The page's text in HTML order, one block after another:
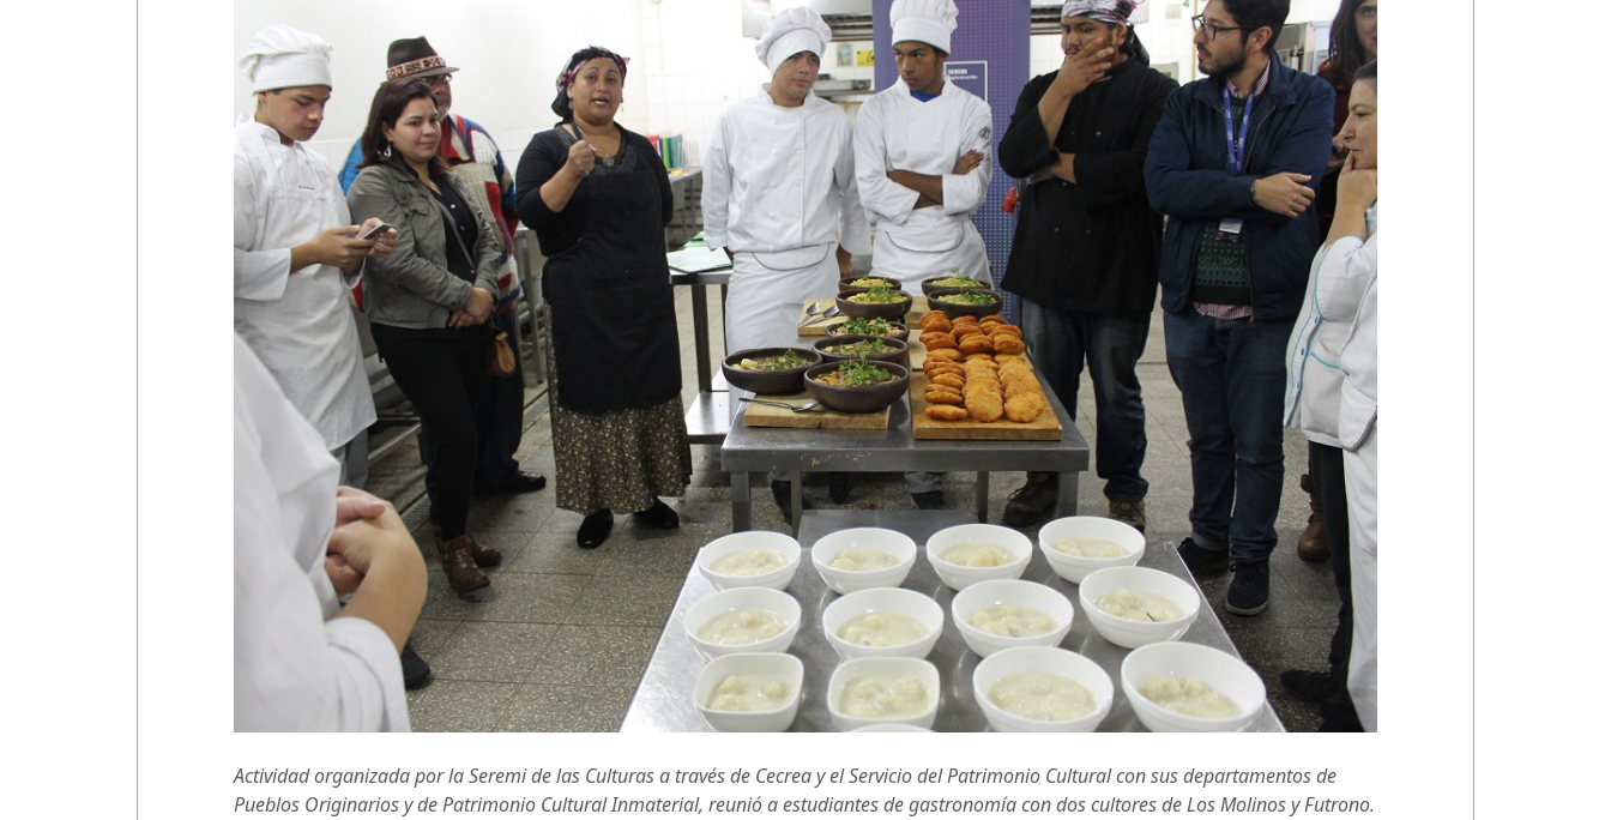
Actividad organizada por la Seremi de las Culturas a través de Cecrea y el Servicio del Patrimonio Cultural con sus departamentos de
Pueblos Originarios y de Patrimonio Cultural Inmaterial, reunió a estudiantes de gastronomía con dos cultores de Los Molinos y Futrono.